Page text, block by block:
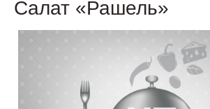
Салат «Рашель»